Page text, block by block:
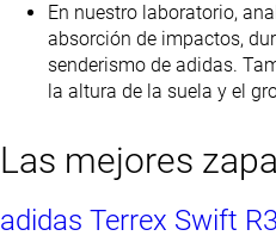
En nuestro laboratorio,
absorción de impactos,
senderismo de adidas.
la altura de la suela y el
Las mejores
adidas Terrex Swift